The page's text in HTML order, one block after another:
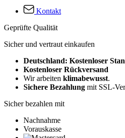
Kontakt
Geprüfte Qualität
Sicher und vertraut einkaufen
Deutschland: Kostenloser
Kostenloser Rückversand
Wir arbeiten klimabewusst.
Sichere Bezahlung mit SSL-
Sicher bezahlen mit
Nachnahme
Vorauskasse